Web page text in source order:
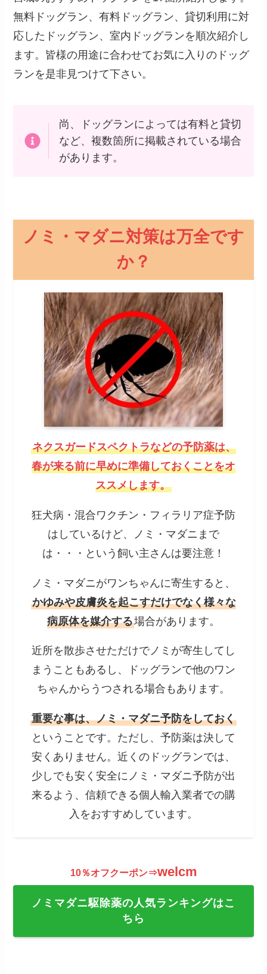
無料ドッグラン、有料ドッグラン、貸切利用に対
応したドッグラン、室内ドッグランを順次紹介し
ます。皆様の用途に合わせてお気に入りのドッグ
ランを是非見つけて下さい。
尚、ドッグランによっては有料と貸切
など、複数箇所に掲載されている場合
があります。
ノミ・マダニ対策は万全です
か？
ネクスガードスペクトラなどの予防薬は、
春が来る前に早めに準備しておくことをオ
ススメします。
狂犬病・混合ワクチン・フィラリア症予防
はしているけど、ノミ・マダニまで
は・・・という飼い主さんは要注意！
ノミ・マダニがワンちゃんに寄生すると、
かゆみや皮膚炎を起こすだけでなく様々な
病原体を媒介する場合があります。
近所を散歩させただけでノミが寄生してし
まうこともあるし、ドッグランで他のワン
ちゃんからうつされる場合もあります。
重要な事は、ノミ・マダニ予防をしておく
ということです。ただし、予防薬は決して
安くありません。近くのドッグランでは、
少しでも安く安全にノミ・マダニ予防が出
来るよう、信頼できる個人輸入業者での購
入をおすすめしています。
10％オフクーポン⇒welcm
ノミマダニ駆除薬の人気ランキングはこ
ちら